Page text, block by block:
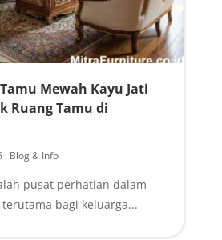
Mewah Kayu Jati
Ruang Tamu di
| Blog & Info
pusat perhatian dalam
bagi keluarga...